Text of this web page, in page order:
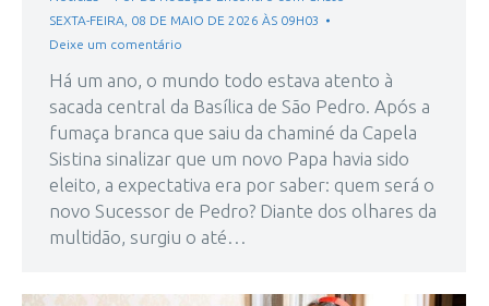
SEXTA-FEIRA, 08 DE MAIO DE 2026 ÀS 09H03
Deixe um comentário
Há um ano, o mundo todo estava atento à
sacada central da Basílica de São Pedro. Após a
fumaça branca que saiu da chaminé da Capela
Sistina sinalizar que um novo Papa havia sido
eleito, a expectativa era por saber: quem será o
novo Sucessor de Pedro? Diante dos olhares da
multidão, surgiu o até…